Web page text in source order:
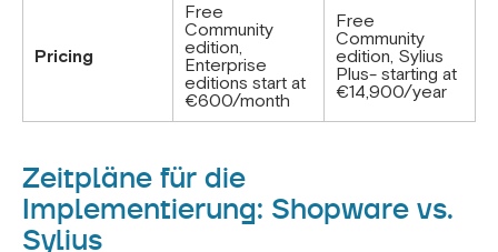
Pricing
Free
Community
edition,
Enterprise
editions start at
€600/month
Free
Community
edition, Sylius
Plus- starting at
€14,900/year
Zeitpläne für die
Implementierung: Shopware vs.
Sylius